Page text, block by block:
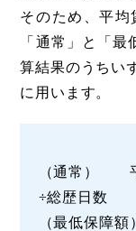
そのため、平均
「通常」と「
算結果のうちい
に用います。
（通常） 平
÷総歴日数
（最低保障